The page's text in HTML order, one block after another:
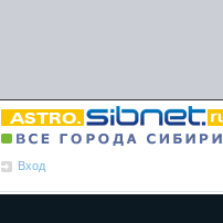
Вход